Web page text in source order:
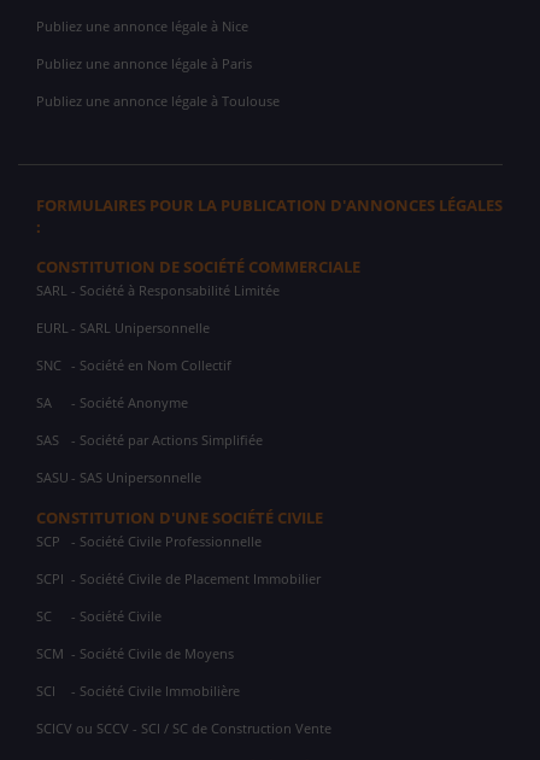
Publiez une annonce légale à Nice
Publiez une annonce légale à Paris
Publiez une annonce légale à Toulouse
FORMULAIRES POUR LA PUBLICATION D'ANNONCES LÉGALES
:
CONSTITUTION DE SOCIÉTÉ COMMERCIALE
SARL - Société à Responsabilité Limitée
EURL - SARL Unipersonnelle
SNC - Société en Nom Collectif
SA - Société Anonyme
SAS - Société par Actions Simplifiée
SASU - SAS Unipersonnelle
CONSTITUTION D'UNE SOCIÉTÉ CIVILE
SCP - Société Civile Professionnelle
SCPI - Société Civile de Placement Immobilier
SC - Société Civile
SCM - Société Civile de Moyens
SCI - Société Civile Immobilière
SCICV ou SCCV - SCI / SC de Construction Vente